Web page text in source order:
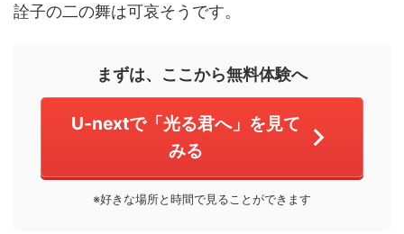
詮子の二の舞は可哀そうです。
まずは、ここから無料体験へ
U-nextで「光る君へ」を見て
みる
※好きな場所と時間で見ることができます